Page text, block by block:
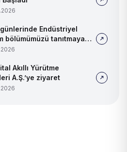
Endüstriyel
bölümümüzü tanıtmaya
Akıllı Yürütme
A.Ş.’ye ziyaret